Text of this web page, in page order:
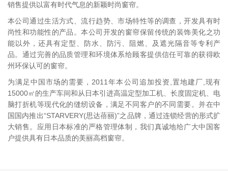
销售提供以富有时代气息的新颖时尚窗帘。
本公司通过生活方式、流行趋势、市场特性等的调查，开发具有时
尚性和功能性的产品。本公司开发的窗帘保留传统的装饰美化之功
能以外，还具有定型、防水、防污、阻燃、及遮光隔音等专利产
品。通过完善的品质管理和环境体系给顾客提供信任可靠的获得欧
州环保认可的窗帘。
为满足中国市场的需要，2011年本公司追加投资,置地建厂,现有
15000㎡的生产车间和从日本引进高温定型加工机、长度固定机、电
脑打折机等现代化的缝纫设备，满足不同客户的不同需要。并在中
国国内推出“STARVERY(思达蓓丽)”之品牌，通过连锁经营的形式扩
大销售。应用日本标准的严格管理体制，我们真诚地给广大中国客
户提供具有日本品质的美丽高档窗帘。